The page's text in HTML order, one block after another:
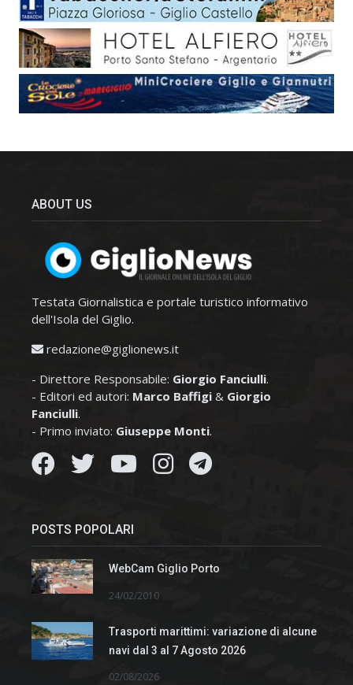
ABOUT US
Testata Giornalistica e portale turistico informativo
dell'Isola del Giglio.
redazione@giglionews.it
- Direttore Responsabile: Giorgio Fanciulli.
- Editori ed autori: Marco Baffigi & Giorgio
Fanciulli.
- Primo inviato: Giuseppe Monti.
POSTS POPOLARI
WebCam Giglio Porto
24/02/2010
Trasporti marittimi: variazione di alcune
navi dal 3 al 7 Agosto 2026
02/08/2026